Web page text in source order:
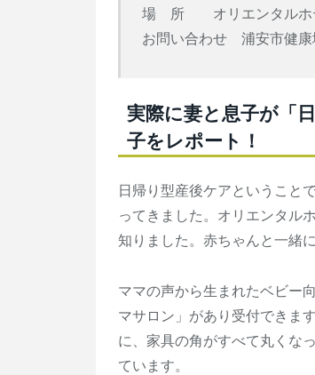
場 所 オリエンタルホ
お問い合わせ 浦安市健
実際に妻と息子が「
子をレポート！
日帰り型産後ケアということ
ってきました。オリエンタル
知りました。赤ちゃんと一緒
ママの声から生まれたベビー
マサロン」があり受付できま
に、家具の角がすべて丸くな
ています。